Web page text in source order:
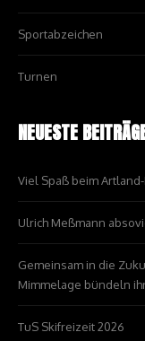
Sportabzeichen
Turnen
NEUESTE
Viel Spaß beim
Ulrich Meßmann
Gemeinsam in die
Mimmelage bündeln
TuS Skifreizeit 2026